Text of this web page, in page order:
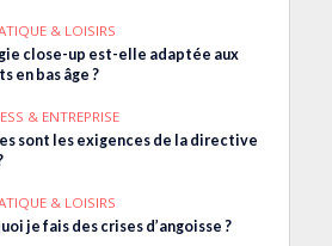
& LOISIRS
close-up est-elle adaptée aux
en bas âge ?
& ENTREPRISE
sont les exigences de la directive
& LOISIRS
je fais des crises d’angoisse ?